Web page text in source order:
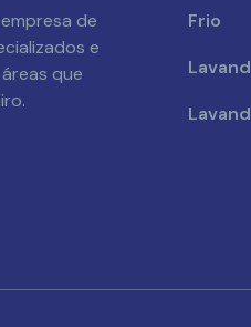
de
e
que
Frio